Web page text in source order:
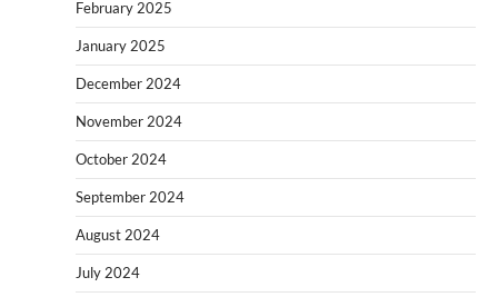
February 2025
January 2025
December 2024
November 2024
October 2024
September 2024
August 2024
July 2024